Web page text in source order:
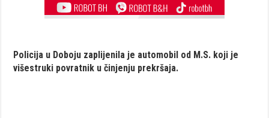
Policija u Doboju zaplijenila je automobil od M.S. koji je
višestruki povratnik u činjenju prekršaja.